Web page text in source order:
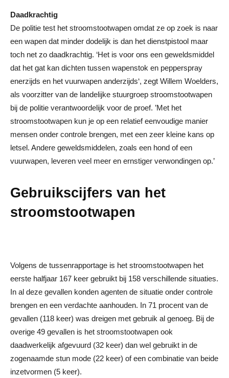
Daadkrachtig
De politie test het stroomstootwapen omdat ze op zoek is naar
een wapen dat minder dodelijk is dan het dienstpistool maar
toch net zo daadkrachtig. ‘Het is voor ons een geweldsmiddel
dat het gat kan dichten tussen wapenstok en pepperspray
enerzijds en het vuurwapen anderzijds‘, zegt Willem Woelders,
als voorzitter van de landelijke stuurgroep stroomstootwapen
bij de politie verantwoordelijk voor de proef. ’Met het
stroomstootwapen kun je op een relatief eenvoudige manier
mensen onder controle brengen, met een zeer kleine kans op
letsel. Andere geweldsmiddelen, zoals een hond of een
vuurwapen, leveren veel meer en ernstiger verwondingen op.’
Gebruikscijfers van het
stroomstootwapen
Volgens de tussenrapportage is het stroomstootwapen het
eerste halfjaar 167 keer gebruikt bij 158 verschillende situaties.
In al deze gevallen konden agenten de situatie onder controle
brengen en een verdachte aanhouden. In 71 procent van de
gevallen (118 keer) was dreigen met gebruik al genoeg. Bij de
overige 49 gevallen is het stroomstootwapen ook
daadwerkelijk afgevuurd (32 keer) dan wel gebruikt in de
zogenaamde stun mode (22 keer) of een combinatie van beide
inzetvormen (5 keer).